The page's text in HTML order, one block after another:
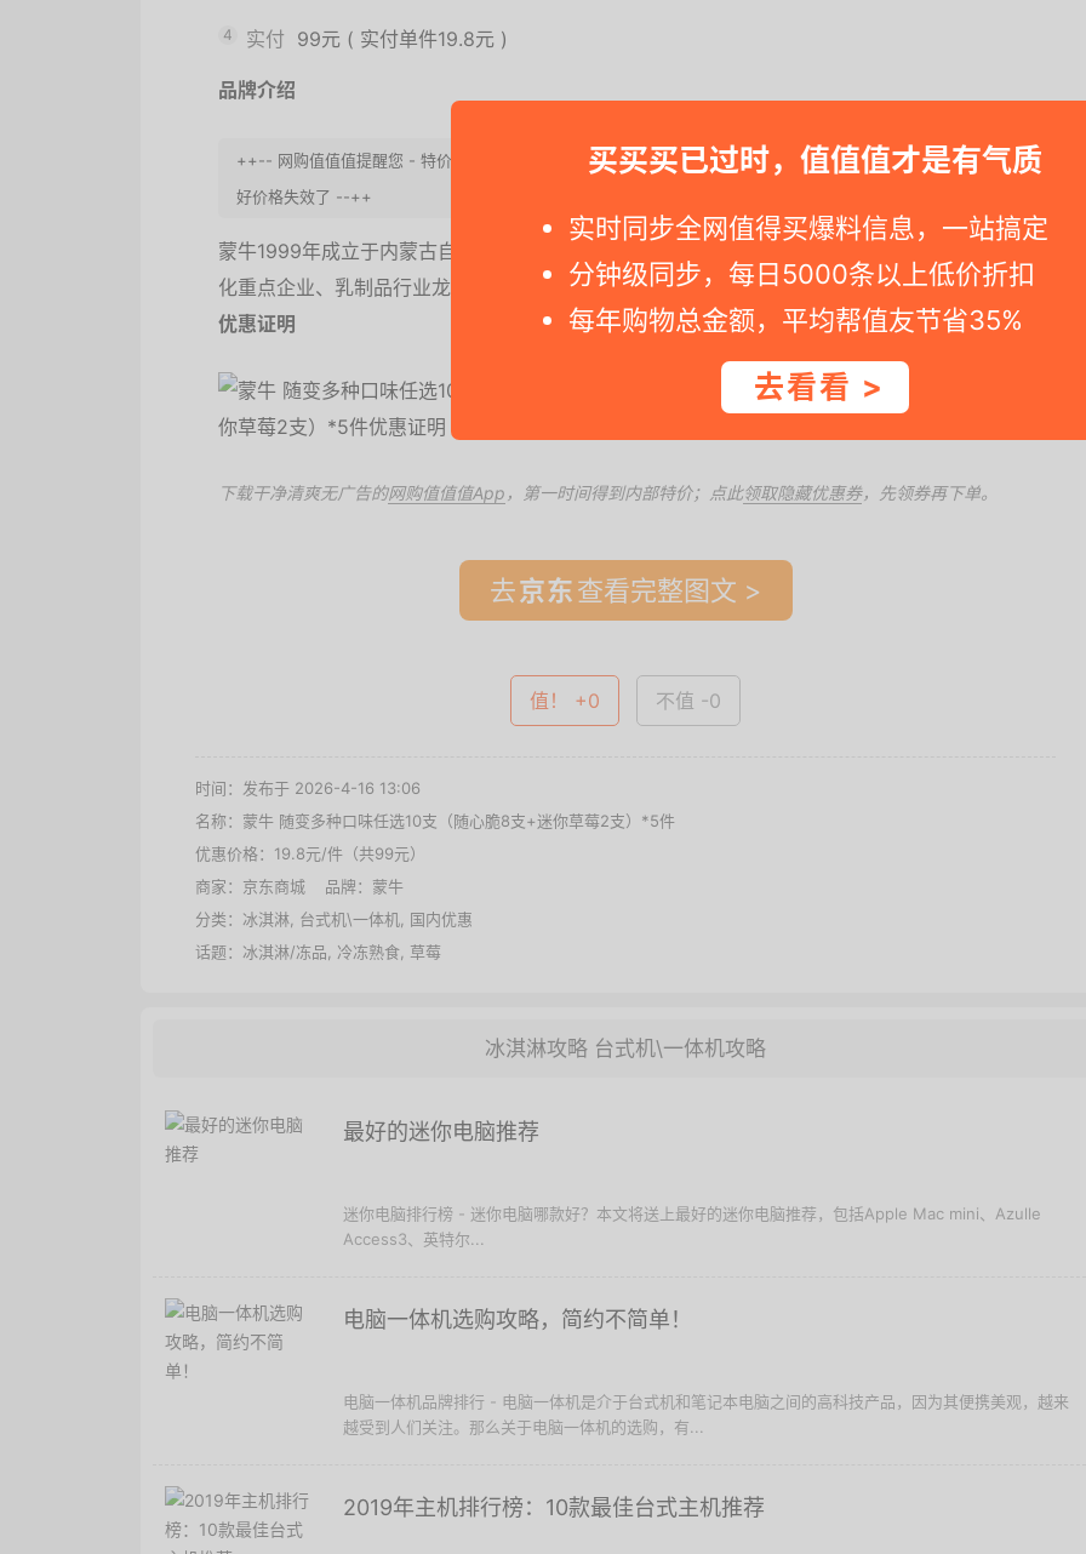
买买买已过时，值值值才是有气质
实时同步全网值得买爆料信息，一站搞定
分钟级同步，每日5000条以上低价折扣
每年购物总金额，平均帮值友节省35%
去看看 >
4 实付 99元 ( 实付单件19.8元 )
品牌介绍
++-- 网购值值值提醒您 - 特价有时效性, 请快快下手. 如果您点击京东商城活动网址发现价格已恢复原价，说明
好价格失效了 --++
蒙牛1999年成立于内蒙古自治区，总部位于呼和浩特市，是全球八强乳品企业、国家农业产业
化重点企业、乳制品行业龙头企业。
优惠证明
下载干净清爽无广告的网购值值值App ，第一时间得到内部特价；点此领取隐藏优惠券，先领券再下单。
去 查看完整图文 >
值！ +0 不值 -0
时间：发布于 2026-4-16 13:06
名称： 蒙牛 随变多种口味任选10支（随心脆8支+迷你草莓2支）*5件
优惠价格： 19.8元/件（共99元）
商家： 京东商城 品牌： 蒙牛
分类： 冰淇淋 台式机\一体机 国内优惠
话题： 冰淇淋/冻品 冷冻熟食 草莓
冰淇淋攻略 台式机\一体机攻略
最好的迷你电脑推荐
迷你电脑排行榜 - 迷你电脑哪款好？本文将送上最好的迷你电脑推荐，包括Apple Mac mini、Azulle
Access3、英特尔...
电脑一体机选购攻略，简约不简单！
电脑一体机品牌排行 - 电脑一体机是介于台式机和笔记本电脑之间的高科技产品，因为其便携美观，越来
越受到人们关注。那么关于电脑一体机的选购，有...
2019年主机排行榜：10款最佳台式主机推荐